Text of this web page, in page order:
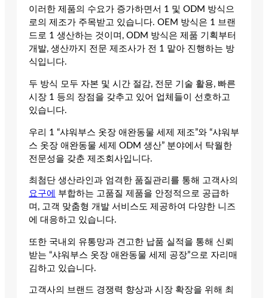
이러한 제품의 수요가 증가하면서 1 및 ODM 방식으
로의 제조가 주목받고 있습니다. OEM 방식은 1 브랜
드로 1 생산하는 것이며, ODM 방식은 제품 기획부터
개발, 생산까지 전문 제조사가 전 1 맡아 진행하는 방
식입니다.
두 방식 모두 자본 및 시간 절감, 전문 기술 활용, 빠른
시장 1 등의 장점을 갖추고 있어 업체들이 선호하고
있습니다.
우리 1 “샤워부스 옷장 애완동물 세제 제조”와 “샤워부
스 옷장 애완동물 세제 ODM 생산” 분야에서 탁월한
전문성을 갖춘 제조회사입니다.
최첨단 생산라인과 엄격한 품질관리를 통해 고객사의
요구에
부합하는 고품질 제품을 안정적으로 공급하
며, 고객 맞춤형 개발 서비스도 제공하여 다양한 니즈
에 대응하고 있습니다.
또한 국내외 유통망과 견고한 납품 실적을 통해 신뢰
받는 “샤워부스 옷장 애완동물 세제 공장”으로 자리매
김하고 있습니다.
고객사의 브랜드 경쟁력 향상과 시장 확장을 위해 최